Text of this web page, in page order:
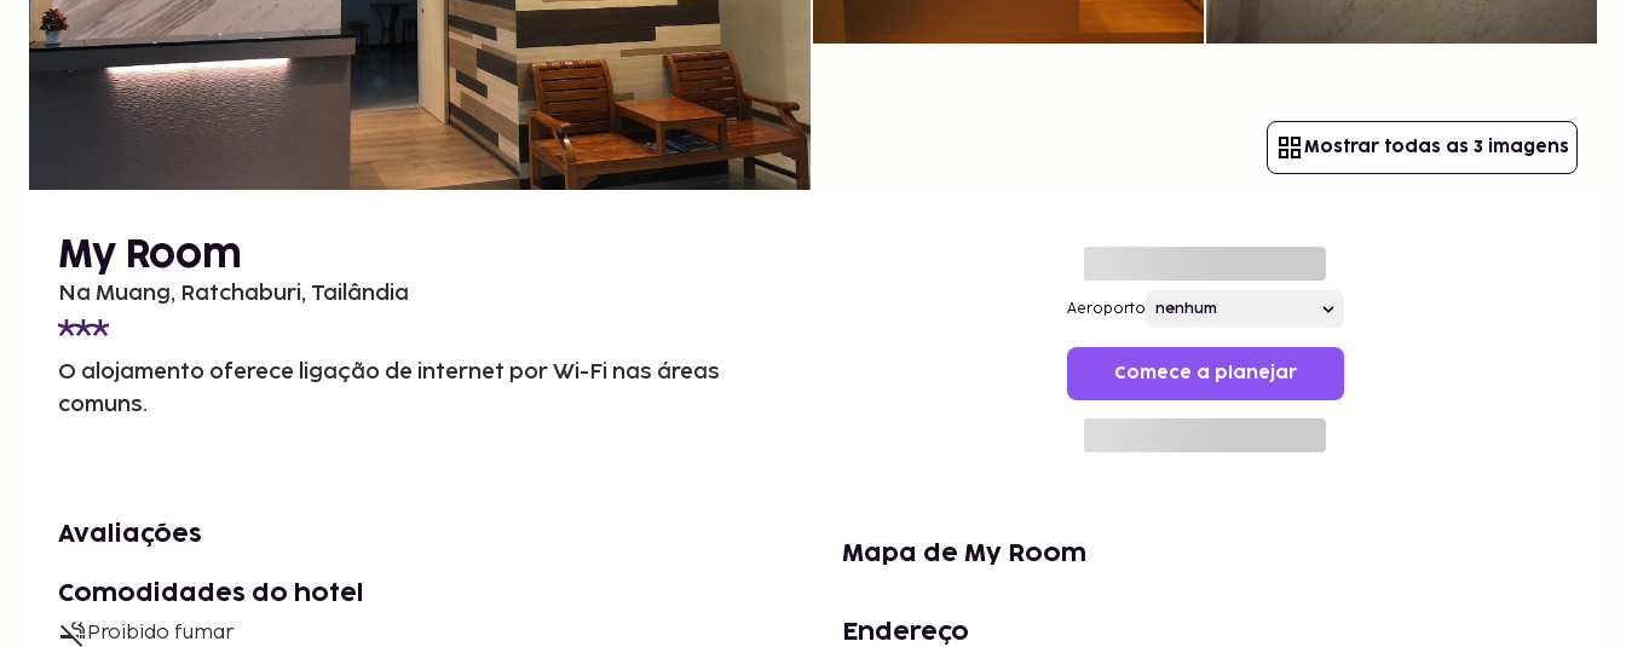
Mostrar todas as 3 imagens
My Room
Na Muang, Ratchaburi, Tailândia
O alojamento oferece ligação de internet por Wi-Fi nas áreas
comuns.
Aeroporto
Comece a planejar
Avaliações
Comodidades do hotel
Proibido fumar
Mapa de My Room
Endereço